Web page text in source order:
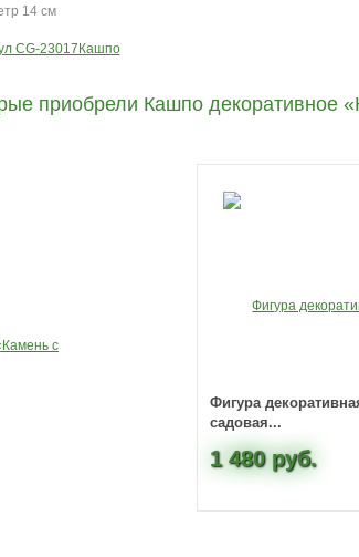
14 см
приобрели Кашпо декоративное
Фигура
садовая...
1 480 руб.